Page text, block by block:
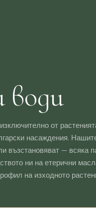
води
от
насаждения.
възстановяват — всяка
ни на етерични
на изходното